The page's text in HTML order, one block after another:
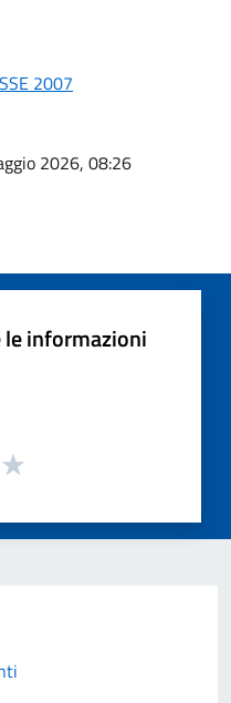
2007
2026, 08:26
le informazioni